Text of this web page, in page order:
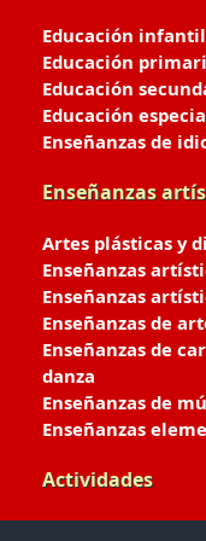
Educación infantil
Educación
Educación
Educación
Enseñanzas de
Enseñanzas
Artes plásticas y
Enseñanzas
Enseñanzas
Enseñanzas de
Enseñanzas de
danza
Enseñanzas de
Enseñanzas
Actividades